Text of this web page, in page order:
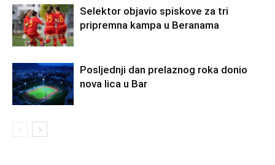
Selektor objavio spiskove za tri
pripremna kampa u Beranama
Posljednji dan prelaznog roka donio
nova lica u Bar